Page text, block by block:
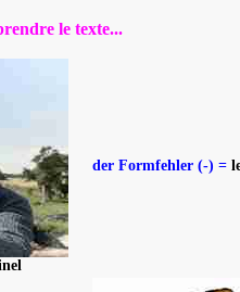
le texte...
der Formfehler (-) =